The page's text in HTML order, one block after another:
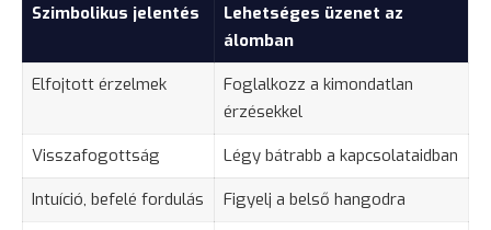
Szimbolikus jelentés
Lehetséges üzenet az
álomban
Elfojtott érzelmek
Foglalkozz a kimondatlan
érzésekkel
Visszafogottság
Légy bátrabb a kapcsolataidban
Intuíció, befelé fordulás
Figyelj a belső hangodra